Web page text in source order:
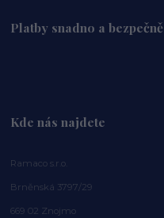
Platby snadno a bezpečně
Kde nás najdete
Ramaco s.r.o.
Brněnská 3797/29
669 02 Znojmo